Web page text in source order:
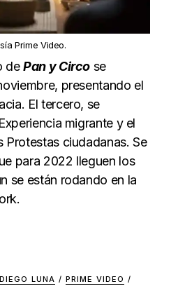
Prime Video.
dePan y Circo se
presentando el
El tercero, se
migrante y el
Protestas ciudadanas. Se
para 2022 lleguen los
se están rodando en la
DIEGO LUNA / PRIME VIDEO /